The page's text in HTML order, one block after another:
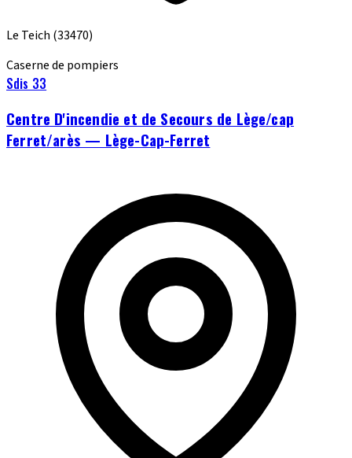
Le Teich (33470)
Caserne de pompiers
Sdis 33
Centre D'incendie et de Secours de Lège/cap
Ferret/arès — Lège-Cap-Ferret